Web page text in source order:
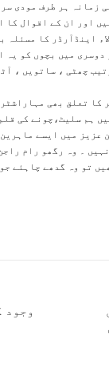
زمانہ ہر طرف مودی
اور ان کے اقوال کا
اینڈآرڈر کا مسئلہ
میں بچوں کو
چھٹی ، ساتویں ،
ہم سلیٹ،چونے کی
میں ایسے
۔ وہ رگھو رام
تو وہ گدھے چاہئے
وجود